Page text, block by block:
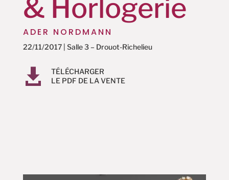
& Horlogerie
ADER NORDMANN
22/11/2017 | Salle 3 – Drouot-Richelieu

TÉLÉCHARGER
LE PDF DE LA VENTE